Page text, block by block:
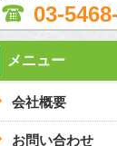
03-
メニュー
会社概要
お問い合わせ